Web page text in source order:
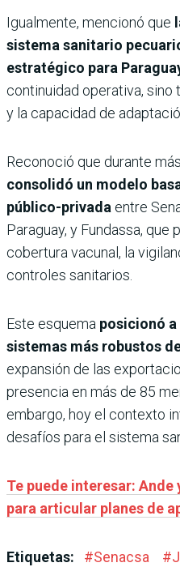
Igualmente, mencionó que
sistema sanitario
estratégico para
continuidad operativa, sino
y la capacidad de
Reconoció que durante
consolidó un modelo
público-privada entre
Paraguay, y Fundassa,
cobertura vacunal, la
controles sanitarios.
Este esquema posicionó
sistemas más robustos
expansión de las
presencia en más de 85
embargo, hoy el contexto
desafíos para el sistema
Te puede interesar:
para articular planes de
Etiquetas: #Senacsa #